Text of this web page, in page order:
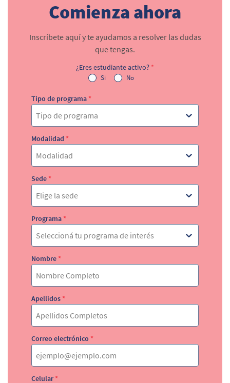
Comienza ahora
Inscríbete aquí y te ayudamos a resolver las dudas
que tengas.
¿Eres estudiante activo? *
Si No
Tipo de programa *
Tipo de programa
Modalidad *
Modalidad
Sede *
Elige la sede
Programa *
Seleccioná tu programa de interés
Nombre *
Apellidos *
Correo electrónico *
Celular *